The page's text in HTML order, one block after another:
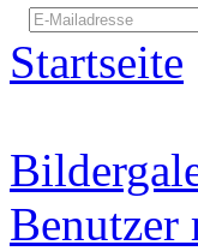
Startseite
Benutzer